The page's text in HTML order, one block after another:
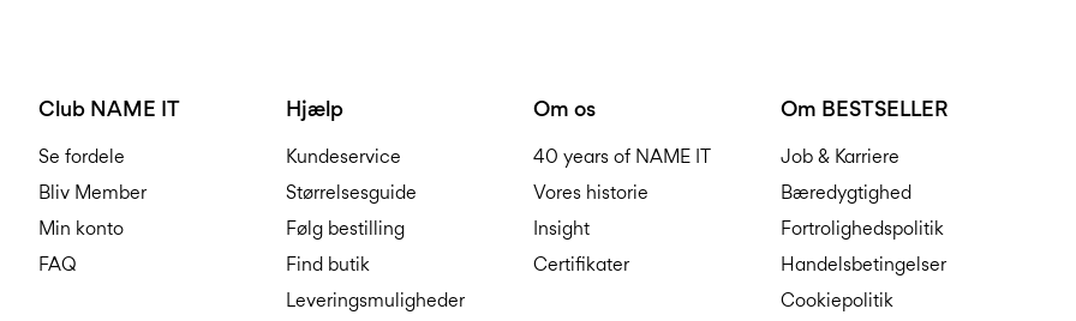
Club NAME IT
Se fordele
Bliv Member
Min konto
FAQ
Hjælp
Kundeservice
Størrelsesguide
Følg bestilling
Find butik
Leveringsmuligheder
Om os
40 years of NAME IT
Vores historie
Insight
Certifikater
Om BESTSELLER
Job & Karriere
Bæredygtighed
Fortrolighedspolitik
Handelsbetingelser
Cookiepolitik